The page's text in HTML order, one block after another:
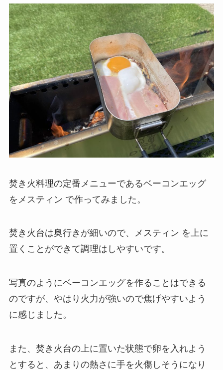
焚き火料理の定番メニューであるベーコンエッグ
をメスティン で作ってみました。
焚き火台は奥行きが細いので、メスティン を上に
置くことができて調理はしやすいです。
写真のようにベーコンエッグを作ることはできる
のですが、やはり火力が強いので焦げやすいよう
に感じました。
また、焚き火台の上に置いた状態で卵を入れよう
とすると、あまりの熱さに手を火傷しそうになり